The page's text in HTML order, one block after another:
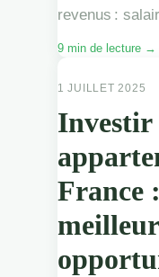
revenus :
9 min de lecture →
1 JUILLET 2025
Investir
France